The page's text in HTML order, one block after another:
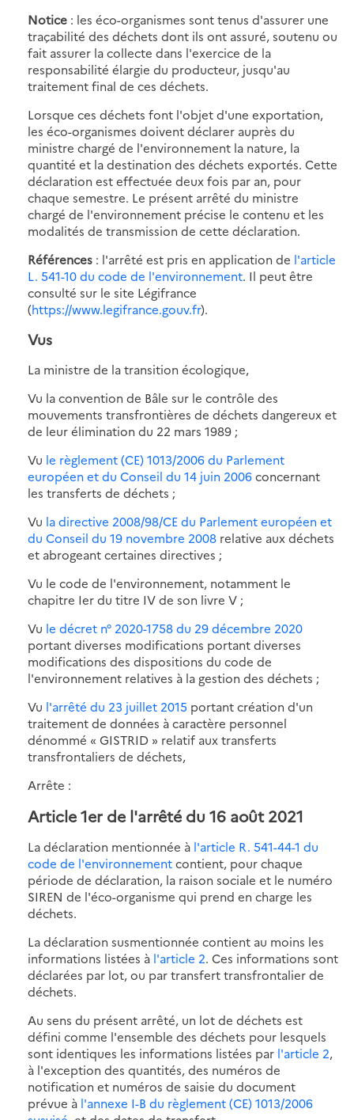
Notice : les éco-organismes sont tenus d'assurer une
traçabilité des déchets dont ils ont assuré, soutenu ou
fait assurer la collecte dans l'exercice de la
responsabilité élargie du producteur, jusqu'au
traitement final de ces déchets.
Lorsque ces déchets font l'objet d'une exportation,
les éco-organismes doivent déclarer auprès du
ministre chargé de l'environnement la nature, la
quantité et la destination des déchets exportés. Cette
déclaration est effectuée deux fois par an, pour
chaque semestre. Le présent arrêté du ministre
chargé de l'environnement précise le contenu et les
modalités de transmission de cette déclaration.
Références : l'arrêté est pris en application de l'article
L. 541-10 du code de l'environnement. Il peut être
consulté sur le site Légifrance
(https://www.legifrance.gouv.fr).
Vus
La ministre de la transition écologique,
Vu la convention de Bâle sur le contrôle des
mouvements transfrontières de déchets dangereux et
de leur élimination du 22 mars 1989 ;
Vu le règlement (CE) 1013/2006 du Parlement
européen et du Conseil du 14 juin 2006concernant
les transferts de déchets ;
Vu la directive 2008/98/CE du Parlement européen et
du Conseil du 19 novembre 2008 relative aux déchets
et abrogeant certaines directives ;
Vu le code de l'environnement, notamment le
chapitre Ier du titre IV de son livre V ;
Vu le décret n° 2020-1758 du 29 décembre 2020
portant diverses modifications portant diverses
modifications des dispositions du code de
l'environnement relatives à la gestion des déchets ;
Vu l'arrêté du 23 juillet 2015 portant création d'un
traitement de données à caractère personnel
dénommé « GISTRID » relatif aux transferts
transfrontaliers de déchets,
Arrête :
Article 1er de l'arrêté du 16 août 2021
La déclaration mentionnée à l'article R. 541-44-1 du
code de l'environnementcontient, pour chaque
période de déclaration, la raison sociale et le numéro
SIREN de l'éco-organisme qui prend en charge les
déchets.
La déclaration susmentionnée contient au moins les
informations listées à l'article 2. Ces informations sont
déclarées par lot, ou par transfert transfrontalier de
déchets.
Au sens du présent arrêté, un lot de déchets est
défini comme l'ensemble des déchets pour lesquels
sont identiques les informations listées par l'article 2,
à l'exception des quantités, des numéros de
notification et numéros de saisie du document
prévue à l'annexe I-B du règlement (CE) 1013/2006